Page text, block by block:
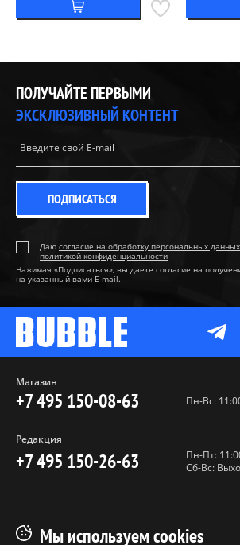
ПОЛУЧАЙТЕ ПЕРВЫМИ
ЭКСКЛЮЗИВНЫЙ КОНТЕНТ
ПОДПИСАТЬСЯ
Даю согласие на обработку персональных данных
политикой конфиденциальности
Нажимая «Подписаться», вы даете согласие на
на указанный вами E-mail.
Магазин
+7 495 150-08-63 Пн-Вс:
Редакция
+7 495 150-26-63
Пн-Пт:
Сб-Вс:
Пользовательское соглашение
Мы используем cookies